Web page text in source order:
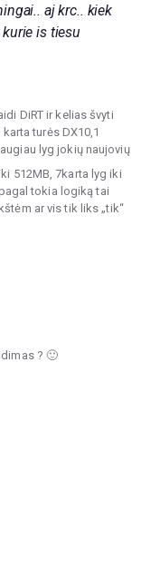
aj krc.. kiek
is tiesu
DiRT ir kelias švyti
turės DX10,1
lyg jokių naujovių
512MB, 7karta lyg iki
tokia logiką tai
ar vis tik liks „tik“
? 🙂